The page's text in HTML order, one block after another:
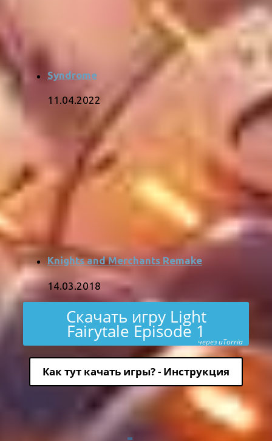
Syndrome
11.04.2022
Knights and Merchants Remake
14.03.2018
Скачать игру Light
Fairytale Episode 1через uTorria
Как тут качать игры? - Инструкция